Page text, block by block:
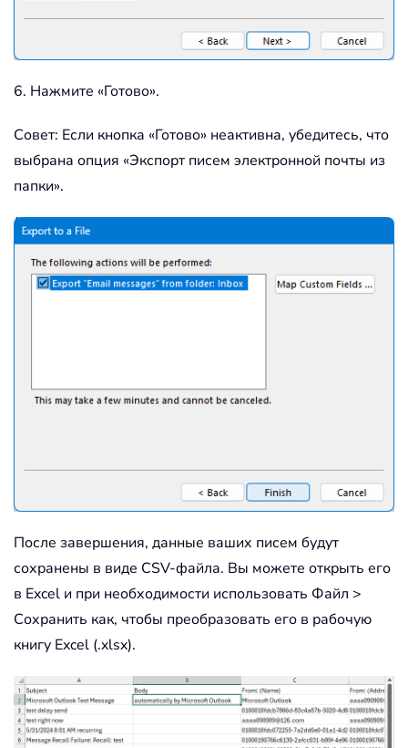
6. Нажмите «Готово».
Совет: Если кнопка «Готово» неактивна, убедитесь, что
выбрана опция «Экспорт писем электронной почты из
папки».
После завершения, данные ваших писем будут
сохранены в виде CSV-файла. Вы можете открыть его
в Excel и при необходимости использовать Файл >
Сохранить как, чтобы преобразовать его в рабочую
книгу Excel (.xlsx).